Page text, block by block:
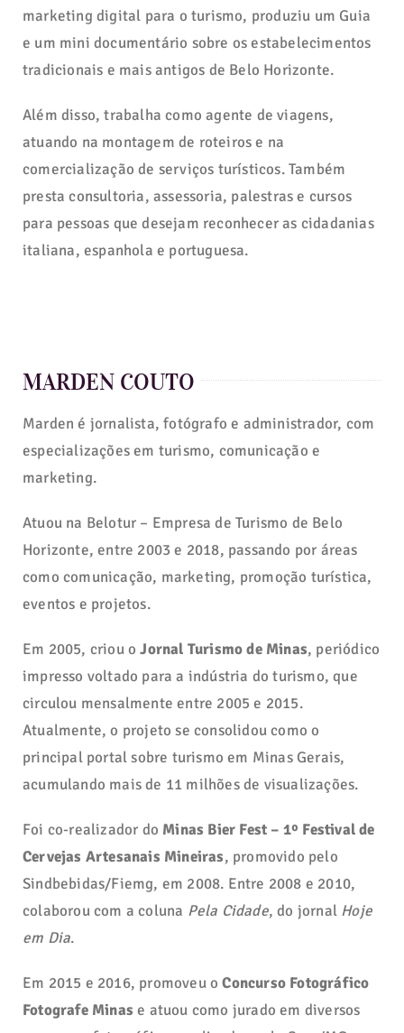
marketing digital para o turismo, produziu um Guia
e um mini documentário sobre os estabelecimentos
tradicionais e mais antigos de Belo Horizonte.
Além disso, trabalha como agente de viagens,
atuando na montagem de roteiros e na
comercialização de serviços turísticos. Também
presta consultoria, assessoria, palestras e cursos
para pessoas que desejam reconhecer as cidadanias
italiana, espanhola e portuguesa.
MARDEN COUTO
Marden é jornalista, fotógrafo e administrador, com
especializações em turismo, comunicação e
marketing.
Atuou na Belotur – Empresa de Turismo de Belo
Horizonte, entre 2003 e 2018, passando por áreas
como comunicação, marketing, promoção turística,
eventos e projetos.
Em 2005, criou oJornal Turismo de Minas, periódico
impresso voltado para a indústria do turismo, que
circulou mensalmente entre 2005 e 2015.
Atualmente, o projeto se consolidou como o
principal portal sobre turismo em Minas Gerais,
acumulando mais de 11 milhões de visualizações.
Foi co-realizador do Minas Bier Fest – 1º Festival de
Cervejas Artesanais Mineiras, promovido pelo
Sindbebidas/Fiemg, em 2008. Entre 2008 e 2010,
colaborou com a coluna Pela Cidade, do jornal Hoje
em Dia.
Em 2015 e 2016, promoveu oConcurso Fotográfico
Fotografe Minas e atuou como jurado em diversos